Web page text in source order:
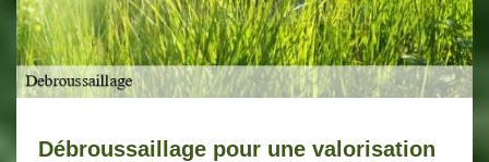
Débroussaillage pour une valorisation